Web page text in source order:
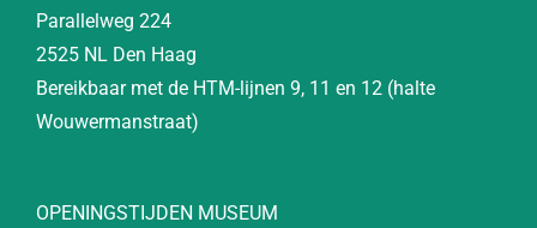
Parallelweg 224
2525 NL Den Haag
Bereikbaar met de HTM-lijnen 9, 11 en 12 (halte
Wouwermanstraat)
OPENINGSTIJDEN MUSEUM